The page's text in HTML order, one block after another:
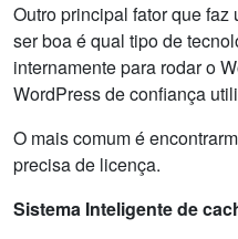
Outro principal fator que
ser boa é qual tipo de
internamente para rodar o
WordPress de confiança
O mais comum é
precisa de licença.
Sistema Inteligente de